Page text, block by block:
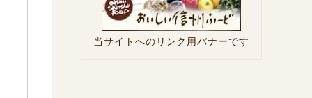
当サイトへのリンク用バナーです